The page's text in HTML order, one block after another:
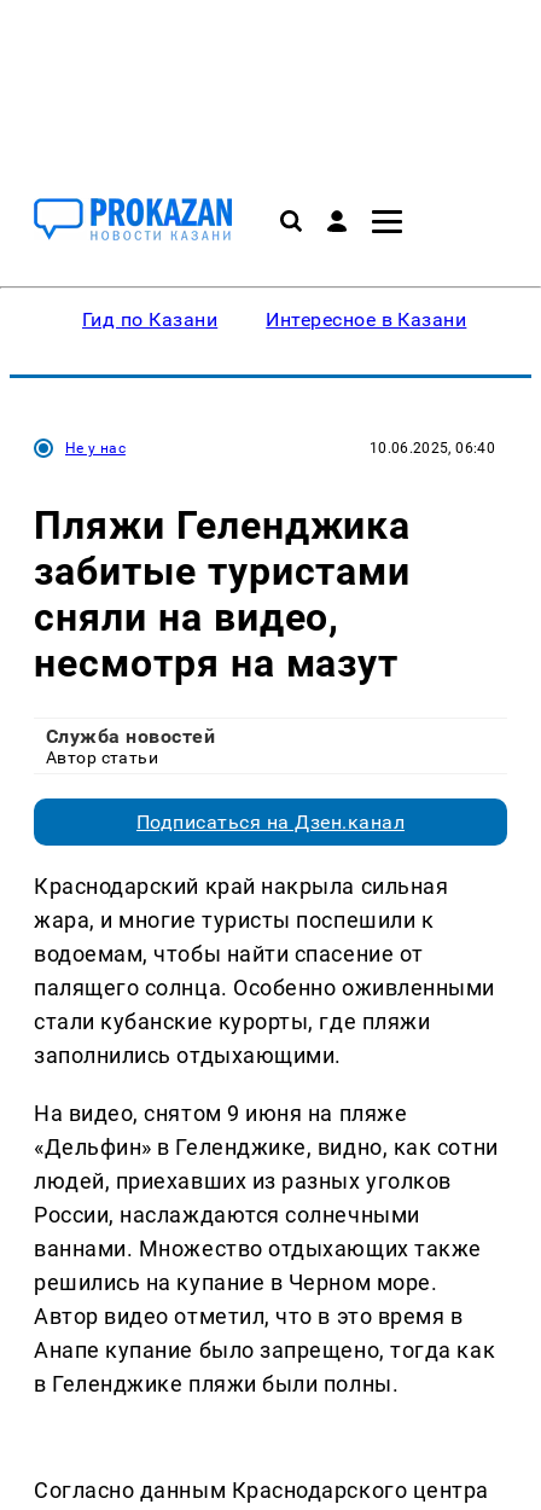
Гид по Казани Интересное в Казани
Не у нас 10.06.2025, 06:40
Пляжи Геленджика
забитые туристами
сняли на видео,
несмотря на мазут
Служба новостей
Автор статьи
Подписаться на Дзен.канал
Краснодарский край накрыла сильная
жара, и многие туристы поспешили к
водоемам, чтобы найти спасение от
палящего солнца. Особенно оживленными
стали кубанские курорты, где пляжи
заполнились отдыхающими.
На видео, снятом 9 июня на пляже
«Дельфин» в Геленджике, видно, как сотни
людей, приехавших из разных уголков
России, наслаждаются солнечными
ваннами. Множество отдыхающих также
решились на купание в Черном море.
Автор видео отметил, что в это время в
Анапе купание было запрещено, тогда как
в Геленджике пляжи были полны.
Согласно данным Краснодарского центра